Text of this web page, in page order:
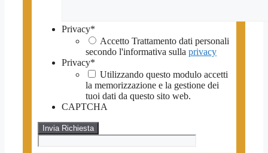
Privacy*
Accetto Trattamento dati personali
secondo l'informativa sulla privacy
Privacy*
Utilizzando questo modulo accetti
la memorizzazione e la gestione dei
tuoi dati da questo sito web.
CAPTCHA